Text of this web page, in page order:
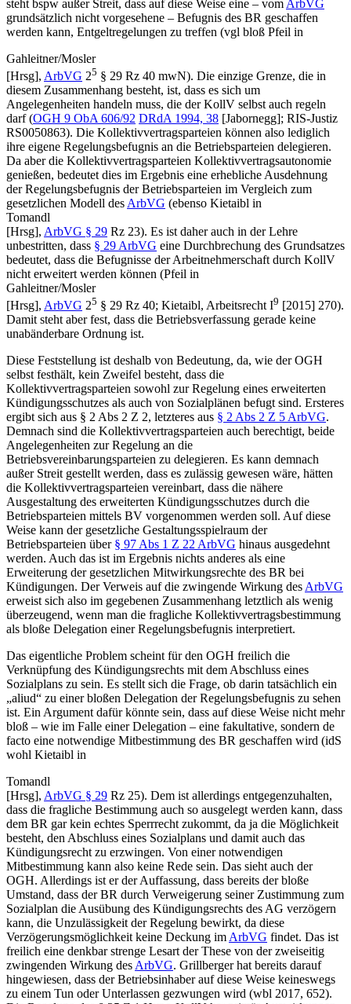
steht bspw außer Streit, dass auf diese Weise eine – vom ArbVG
grundsätzlich nicht vorgesehene – Befugnis des BR geschaffen
werden kann, Entgeltregelungen zu treffen (vgl bloß Pfeil in
Gahleitner/Mosler
[Hrsg], ArbVG 25 § 29 Rz 40 mwN). Die einzige Grenze, die in
diesem Zusammenhang besteht, ist, dass es sich um
Angelegenheiten handeln muss, die der KollV selbst auch regeln
darf (OGH 9 ObA 606/92 DRdA 1994, 38 [Jabornegg]; RIS-Justiz
RS0050863). Die Kollektivvertragsparteien können also lediglich
ihre eigene Regelungsbefugnis an die Betriebsparteien delegieren.
Da aber die Kollektivvertragsparteien Kollektivvertragsautonomie
genießen, bedeutet dies im Ergebnis eine erhebliche Ausdehnung
der Regelungsbefugnis der Betriebsparteien im Vergleich zum
gesetzlichen Modell des ArbVG (ebenso Kietaibl in
Tomandl
[Hrsg], ArbVG § 29 Rz 23). Es ist daher auch in der Lehre
unbestritten, dass § 29 ArbVG eine Durchbrechung des Grundsatzes
bedeutet, dass die Befugnisse der Arbeitnehmerschaft durch KollV
nicht erweitert werden können (Pfeil in
Gahleitner/Mosler
[Hrsg], ArbVG 25 § 29 Rz 40; Kietaibl, Arbeitsrecht I9 [2015] 270).
Damit steht aber fest, dass die Betriebsverfassung gerade keine
unabänderbare Ordnung ist.
Diese Feststellung ist deshalb von Bedeutung, da, wie der OGH
selbst festhält, kein Zweifel besteht, dass die
Kollektivvertragsparteien sowohl zur Regelung eines erweiterten
Kündigungsschutzes als auch von Sozialplänen befugt sind. Ersteres
ergibt sich aus § 2 Abs 2 Z 2, letzteres aus § 2 Abs 2 Z 5 ArbVG.
Demnach sind die Kollektivvertragsparteien auch berechtigt, beide
Angelegenheiten zur Regelung an die
Betriebsvereinbarungsparteien zu delegieren. Es kann demnach
außer Streit gestellt werden, dass es zulässig gewesen wäre, hätten
die Kollektivvertragsparteien vereinbart, dass die nähere
Ausgestaltung des erweiterten Kündigungsschutzes durch die
Betriebsparteien mittels BV vorgenommen werden soll. Auf diese
Weise kann der gesetzliche Gestaltungsspielraum der
Betriebsparteien über § 97 Abs 1 Z 22 ArbVG hinaus ausgedehnt
werden. Auch das ist im Ergebnis nichts anderes als eine
Erweiterung der gesetzlichen Mitwirkungsrechte des BR bei
Kündigungen. Der Verweis auf die zwingende Wirkung des ArbVG
erweist sich also im gegebenen Zusammenhang letztlich als wenig
überzeugend, wenn man die fragliche Kollektivvertragsbestimmung
als bloße Delegation einer Regelungsbefugnis interpretiert.
Das eigentliche Problem scheint für den OGH freilich die
Verknüpfung des Kündigungsrechts mit dem Abschluss eines
Sozialplans zu sein. Es stellt sich die Frage, ob darin tatsächlich ein
„aliud“ zu einer bloßen Delegation der Regelungsbefugnis zu sehen
ist. Ein Argument dafür könnte sein, dass auf diese Weise nicht mehr
bloß – wie im Falle einer Delegation – eine fakultative, sondern de
facto eine notwendige Mitbestimmung des BR geschaffen wird (idS
wohl Kietaibl in
Tomandl
[Hrsg], ArbVG § 29 Rz 25). Dem ist allerdings entgegenzuhalten,
dass die fragliche Bestimmung auch so ausgelegt werden kann, dass
dem BR gar kein echtes Sperrrecht zukommt, da ja die Möglichkeit
besteht, den Abschluss eines Sozialplans und damit auch das
Kündigungsrecht zu erzwingen. Von einer notwendigen
Mitbestimmung kann also keine Rede sein. Das sieht auch der
OGH. Allerdings ist er der Auffassung, dass bereits der bloße
Umstand, dass der BR durch Verweigerung seiner Zustimmung zum
Sozialplan die Ausübung des Kündigungsrechts des AG verzögern
kann, die Unzulässigkeit der Regelung bewirkt, da diese
Verzögerungsmöglichkeit keine Deckung im ArbVG findet. Das ist
freilich eine denkbar strenge Lesart der These von der zweiseitig
zwingenden Wirkung des ArbVG. Grillbergerhat bereits darauf
hingewiesen, dass der Betriebsinhaber auf diese Weise keineswegs
zu einem Tun oder Unterlassen gezwungen wird (wbl 2017, 652).